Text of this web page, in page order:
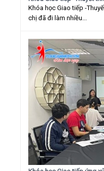
Khóa học Giao tiếp -
chị đã đi làm nhiều...